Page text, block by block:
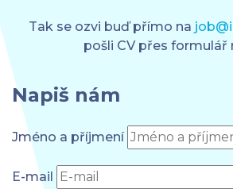
Tak se ozvi buď přímo na
pošli CV přes formulář
Napiš nám
Jméno a příjmení
E-mail